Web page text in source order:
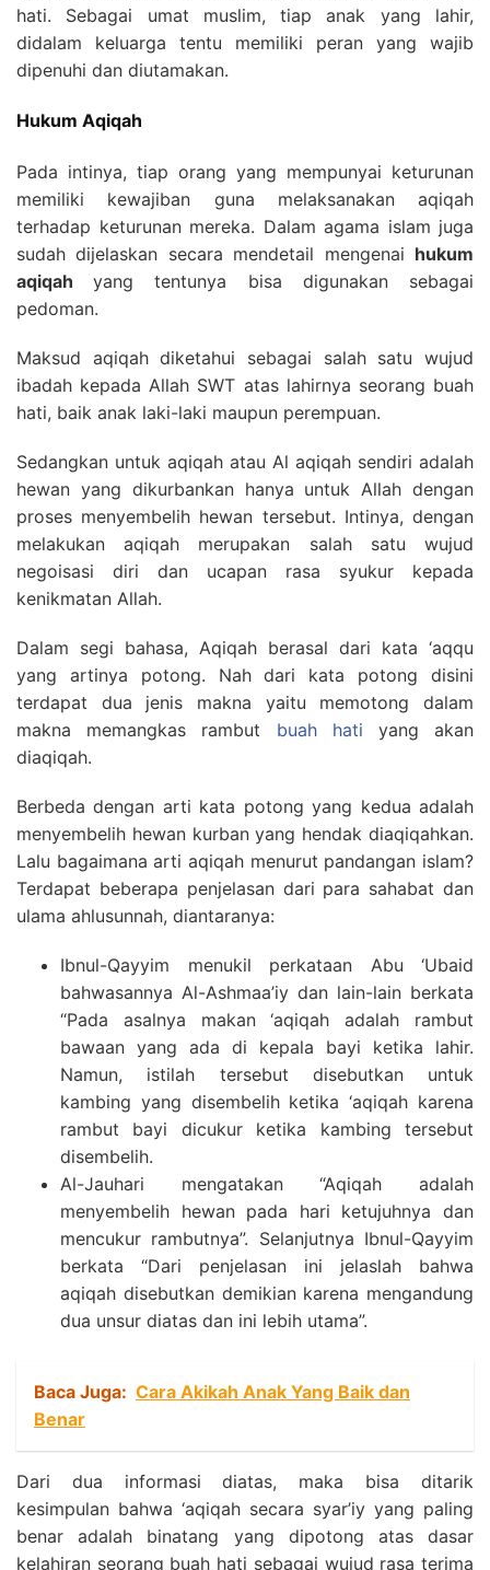
hati. Sebagai umat muslim, tiap anak yang lahir,
didalam keluarga tentu memiliki peran yang wajib
dipenuhi dan diutamakan.
Hukum Aqiqah
Pada intinya, tiap orang yang mempunyai keturunan
memiliki kewajiban guna melaksanakan aqiqah
terhadap keturunan mereka. Dalam agama islam juga
sudah dijelaskan secara mendetail mengenai hukum
aqiqahyang tentunya bisa digunakan sebagai
pedoman.
Maksud aqiqah diketahui sebagai salah satu wujud
ibadah kepada Allah SWT atas lahirnya seorang buah
hati, baik anak laki-laki maupun perempuan.
Sedangkan untuk aqiqah atau Al aqiqah sendiri adalah
hewan yang dikurbankan hanya untuk Allah dengan
proses menyembelih hewan tersebut. Intinya, dengan
melakukan aqiqah merupakan salah satu wujud
negoisasi diri dan ucapan rasa syukur kepada
kenikmatan Allah.
Dalam segi bahasa, Aqiqah berasal dari kata ‘aqqu
yang artinya potong. Nah dari kata potong disini
terdapat dua jenis makna yaitu memotong dalam
makna memangkas rambut buah hati yang akan
diaqiqah.
Berbeda dengan arti kata potong yang kedua adalah
menyembelih hewan kurban yang hendak diaqiqahkan.
Lalu bagaimana arti aqiqah menurut pandangan islam?
Terdapat beberapa penjelasan dari para sahabat dan
ulama ahlusunnah, diantaranya:
Ibnul-Qayyim menukil perkataan Abu ‘Ubaid
bahwasannya Al-Ashmaa’iy dan lain-lain berkata
“Pada asalnya makan ‘aqiqah adalah rambut
bawaan yang ada di kepala bayi ketika lahir.
Namun, istilah tersebut disebutkan untuk
kambing yang disembelih ketika ‘aqiqah karena
rambut bayi dicukur ketika kambing tersebut
disembelih.
Al-Jauhari mengatakan “Aqiqah adalah
menyembelih hewan pada hari ketujuhnya dan
mencukur rambutnya”. Selanjutnya Ibnul-Qayyim
berkata “Dari penjelasan ini jelaslah bahwa
aqiqah disebutkan demikian karena mengandung
dua unsur diatas dan ini lebih utama”.
Baca Juga: Cara Akikah Anak Yang Baik dan
Benar
Dari dua informasi diatas, maka bisa ditarik
kesimpulan bahwa ‘aqiqah secara syar’iy yang paling
benar adalah binatang yang dipotong atas dasar
kelahiran seorang buah hati sebagai wujud rasa terima